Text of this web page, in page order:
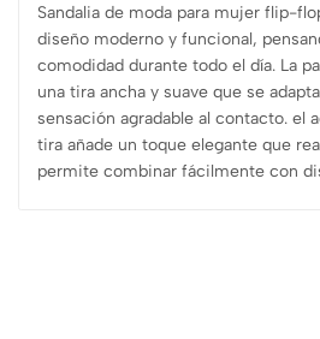
Sandalia de moda para mujer flip-
diseño moderno y funcional,
comodidad durante todo el día. La
una tira ancha y suave que se
sensación agradable al contacto. el
tira añade un toque elegante que
permite combinar fácilmente con